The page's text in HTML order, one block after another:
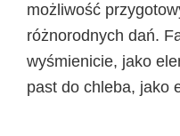
możliwość
różnorodnych dań.
wyśmienicie, jako
past do chleba, jako